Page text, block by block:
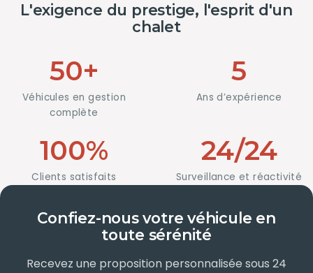
L'exigence du prestige, l'esprit d'un
chalet
50+
Véhicules en gestion
complète
5
Ans d’expérience
100%
Clients satisfaits
24/24
Surveillance et réactivité
Confiez-nous votre véhicule en
toute sérénité
Recevez une proposition personnalisée sous 24